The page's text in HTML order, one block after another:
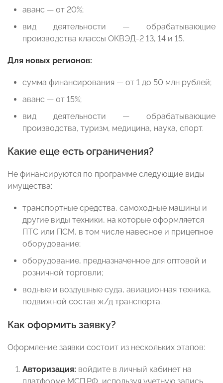
аванс — от 20%;
вид деятельности — обрабатывающие
производства классы ОКВЭД-2 13, 14 и 15.
Для новых регионов:
сумма финансирования — от 1 до 50 млн рублей;
аванс — от 15%;
вид деятельности — обрабатывающие
производства, туризм, медицина, наука, спорт.
Какие еще есть ограничения?
Не финансируются по программе следующие виды
имущества:
транспортные средства, самоходные машины и
другие виды техники, на которые оформляется
ПТС или ПСМ, в том числе навесное и прицепное
оборудование;
оборудование, предназначенное для оптовой и
розничной торговли;
водные и воздушные суда, авиационная техника,
подвижной состав ж/д транспорта.
Как оформить заявку?
Оформление заявки состоит из нескольких этапов:
Авторизация: войдите в личный кабинет на